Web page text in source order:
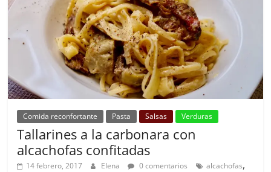
Comida reconfortante Pasta Salsas Verduras
Tallarines a la carbonara con
alcachofas confitadas
14 febrero, 2017 Elena 0 comentarios alcachofas,